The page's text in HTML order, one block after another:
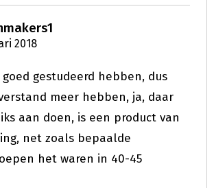
2018
gestudeerd hebben, dus
meer hebben, ja, daar
aan doen, is een product van
net zoals bepaalde
het waren in 40-45